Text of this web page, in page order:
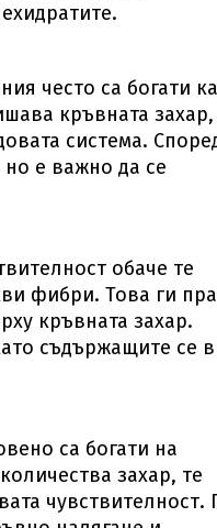
често са богати
кръвната
система.
но е важно да се
обаче те
фибри. Това ги
кръвната захар.
съдържащите се в
са богати на
захар, те
чувствителност.